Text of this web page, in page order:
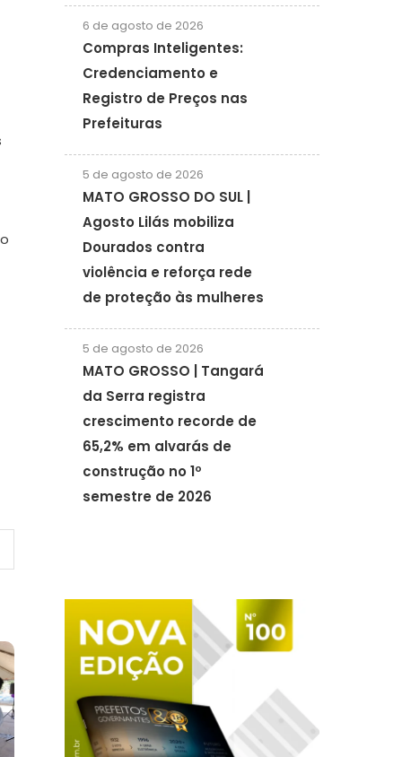
6 de agosto de 2026
Compras Inteligentes:
Credenciamento e
Registro de Preços nas
Prefeituras
5 de agosto de 2026
MATO GROSSO DO SUL |
Agosto Lilás mobiliza
Dourados contra
violência e reforça rede
de proteção às mulheres
5 de agosto de 2026
MATO GROSSO | Tangará
da Serra registra
crescimento recorde de
65,2% em alvarás de
construção no 1º
semestre de 2026